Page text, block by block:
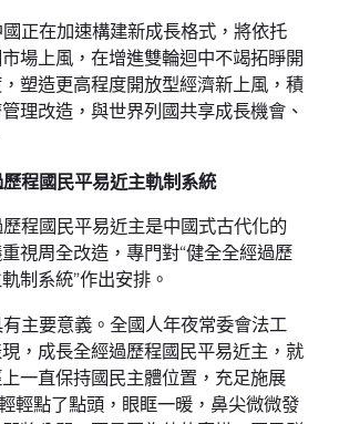
正在加速構建新成長格式，將依托
場上風，在增進雙輪迴中不竭拓睜開
塑造更高程度開放型經濟新上風，積
理改造，與世界列國共享成長機會、
程國民平易近主軌制系統
程國民平易近主是中國式古代化的
視周全改造，專門對“健全全經過歷
制系統”作出安排。
主要意義。全國人年夜常委會法工
，成長全經過歷程國民平易近主，就
一直保持國民主體位置，充足施展
輕點了點頭，眼眶一暖，鼻尖微微發